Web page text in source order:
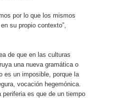
por lo que los mismos
su propio contexto”,
de que en las culturas
una nueva gramática o
es un imposible, porque la
vocación hegemónica.
periferia es que de un tiempo